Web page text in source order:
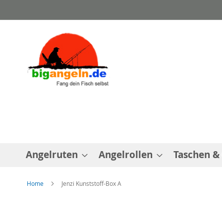
zum
Angelruten Angelrollen Taschen &
Home Jenzi Kunststoff-Box A